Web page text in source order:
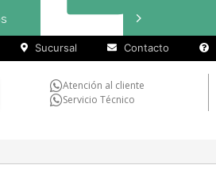
Sucursal Contacto
Atención al cliente
Servicio Técnico